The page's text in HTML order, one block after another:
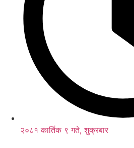
२०८१ कार्तिक ९ गते, शुक्रबार